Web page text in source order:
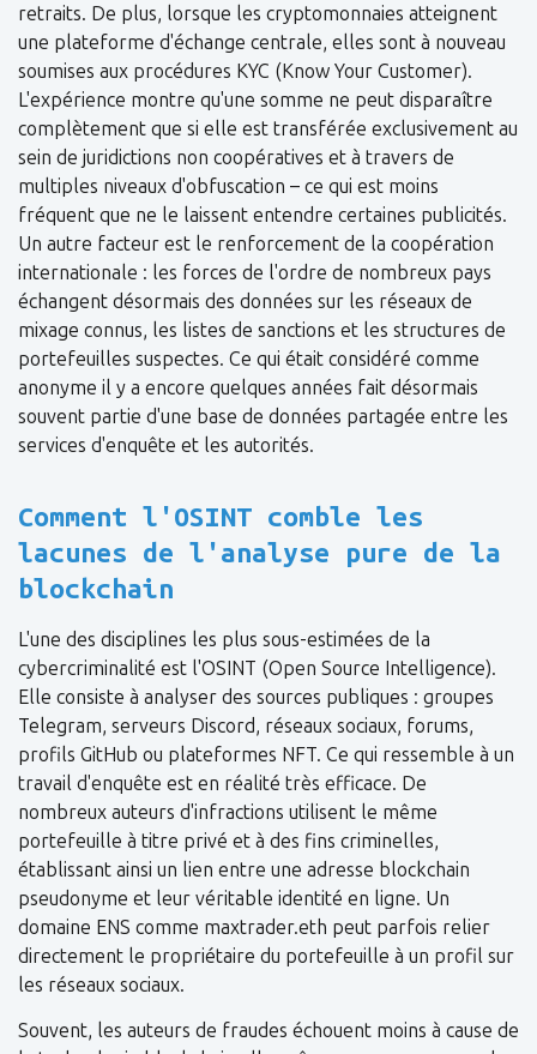
retraits. De plus, lorsque les cryptomonnaies atteignent
une plateforme d'échange centrale, elles sont à nouveau
soumises aux procédures KYC (Know Your Customer).
L'expérience montre qu'une somme ne peut disparaître
complètement que si elle est transférée exclusivement au
sein de juridictions non coopératives et à travers de
multiples niveaux d'obfuscation – ce qui est moins
fréquent que ne le laissent entendre certaines publicités.
Un autre facteur est le renforcement de la coopération
internationale : les forces de l'ordre de nombreux pays
échangent désormais des données sur les réseaux de
mixage connus, les listes de sanctions et les structures de
portefeuilles suspectes. Ce qui était considéré comme
anonyme il y a encore quelques années fait désormais
souvent partie d'une base de données partagée entre les
services d'enquête et les autorités.
Comment l'OSINT comble les
lacunes de l'analyse pure de la
blockchain
L'une des disciplines les plus sous-estimées de la
cybercriminalité est l'OSINT (Open Source Intelligence).
Elle consiste à analyser des sources publiques : groupes
Telegram, serveurs Discord, réseaux sociaux, forums,
profils GitHub ou plateformes NFT. Ce qui ressemble à un
travail d'enquête est en réalité très efficace. De
nombreux auteurs d'infractions utilisent le même
portefeuille à titre privé et à des fins criminelles,
établissant ainsi un lien entre une adresse blockchain
pseudonyme et leur véritable identité en ligne. Un
domaine ENS comme maxtrader.eth peut parfois relier
directement le propriétaire du portefeuille à un profil sur
les réseaux sociaux.
Souvent, les auteurs de fraudes échouent moins à cause de